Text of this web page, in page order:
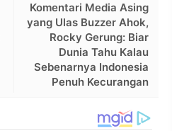
Komentari Media Asing
yang Ulas Buzzer Ahok,
Rocky Gerung: Biar
Dunia Tahu Kalau
Sebenarnya Indonesia
Penuh Kecurangan